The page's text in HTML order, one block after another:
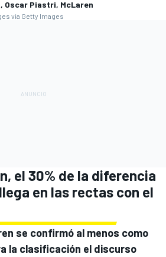
Oscar Piastri, McLaren
via Getty Images
el 30% de la diferencia
en las rectas con el
se confirmó al menos como
la clasificación el discurso